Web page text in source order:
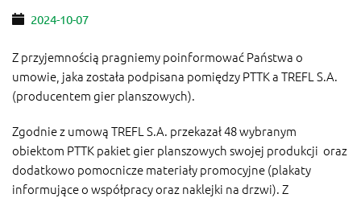
2024-10-07
Z przyjemnością pragniemy poinformować Państwa o
umowie, jaka została podpisana pomiędzy PTTK a TREFL S.A.
(producentem gier planszowych).
Zgodnie z umową TREFL S.A. przekazał 48 wybranym
obiektom PTTK pakiet gier planszowych swojej produkcji oraz
dodatkowo pomocnicze materiały promocyjne (plakaty
informujące o współpracy oraz naklejki na drzwi). Z